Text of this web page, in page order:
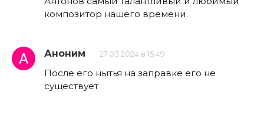
композитор нашего времени.
Аноним 27.03.2024 в 15:49
После его нытья на заправке его не
существует